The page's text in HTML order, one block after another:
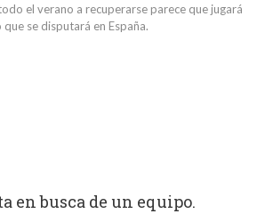
el verano a recuperarse parece que jugará
se disputará en España.
en busca de un equipo.